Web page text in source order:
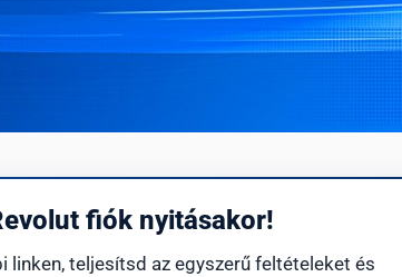
fiók nyitásakor!
linken, teljesítsd az egyszerű feltételeket és